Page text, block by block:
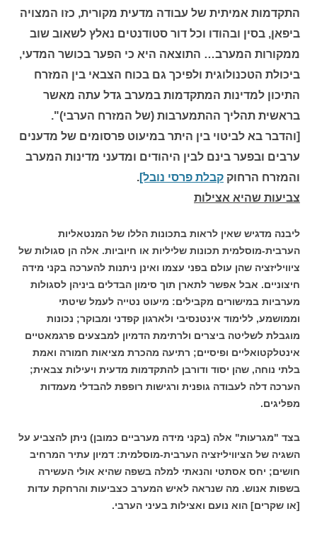
התקדמות אמיתית של עבודה מדעית מקורית, כזו המצויה
ביפאן, בסין ובהודו וכל דור סטודנטים נאלץ לשאוב שוב
ממקורות המערב… התוצאה היא כי הפער בכושר המדעי,
ביכולת הטכנולוגית ולפיכך גם בכוח הצבאי בין המזרח
התיכון למדינות המתקדמות במערב גדל עתה מאשר
בראשית תהליך ההתמערבות (של המזרח הערבי)".
[והדבר בא לביטוי בין היתר במיעוט פרסומים של מדענים
ערבים ובפער בינם לבין היהודים ומדעני מדינות המערב
והמזרח הרחוק קבלת פרסי נובל].
צביעות שהיא אצילות
ליבנה מדגיש שאין לראות בתכונות הללו של המנטאליות
הערבית-מוסלמית תכונות שליליות או חיוביות. אלה הן סגולות של
ציוויליזציה שהן עולם בפני עצמו ואינן ניתנות להערכה בקני מידה
חיצוניים. אבל אפשר לתארן תוך סימון הבדלים ביניהן לסגולות
מערביות במישורים מקבילים: מיעוט נטייה לעמל שיטתי
וממושמע, ללימוד אינטנסיבי ולארגון קפדני ומבוקר; נכונות
מוגבלת לשליטה ביצרים ולרתימת הדמיון למבצעים פרגמאטיים
אינטלקטואליים ופיסיים; רתיעה מהכרת מציאות חמורה ואמת
בלתי נוחה, שהן יסוד ודורבן להתקדמות מדעית ויעילות צבאית;
הערכה דלה לעבודה גופנית ורגישות רופפת להבדלי מעמדות
מפליגים.
בצד "מגרעות" אלה (בקני מידה מערביים כמובן) ניתן להצביע על
השגיה של הציוויליזציה הערבית-מוסלמית: דמיון עתיר המרחיב
חושים; יחס אסתטי והנאתי למלה בשפה שהיא אולי העשירה
בשפות אנוש. מה שנראה לאיש המערב כצביעות והרחקת עדות
[או שקרים] הוא נועם ואצילות בעיני הערבי.